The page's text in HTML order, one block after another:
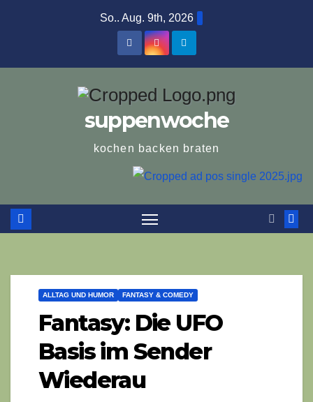
So.. Aug. 9th, 2026
suppenwoche
kochen backen braten
ALLTAG UND HUMOR FANTASY & COMEDY
Fantasy: Die UFO
Basis im Sender
Wiederau